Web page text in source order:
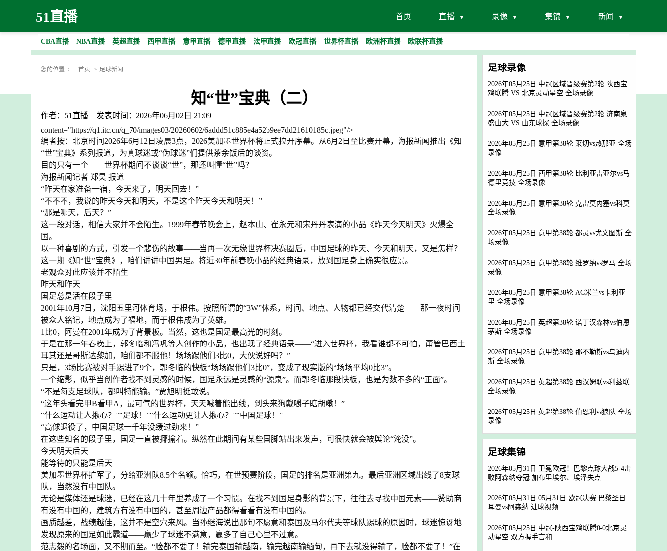
51直播 首页 直播 录像 集锦 新闻
CBA直播 NBA直播 英超直播 西甲直播 意甲直播 德甲直播 法甲直播 欧冠直播 世界杯直播 欧洲杯直播 欧联杯直播
您的位置 ： 首页 > 足球新闻
知“世”宝典（二）
作者：51直播
发表时间：2026年06月02日 21:09
content="https://q1.itc.cn/q_70/images03/20260602/6addd51c885e4a52b9ee7dd21610185c.jpeg"/>
编者按：北京时间2026年6月12日凌晨3点，2026美加墨世界杯将正式拉开序幕。从6月2日至比赛开幕，海报新闻推出《知
“世”宝典》系列报道，为真球迷或“伪球迷”们提供茶余饭后的谈资。
目的只有一个——世界杯期间不谈谈“世”，那还叫懂“世”吗？
海报新闻记者 郑昊 报道
“昨天在家准备一宿，今天来了，明天回去！”
“不不不，我说的昨天今天和明天，不是这个昨天今天和明天！”
“那是哪天，后天？”
这一段对话，相信大家并不会陌生。1999年春节晚会上，赵本山、崔永元和宋丹丹表演的小品《昨天今天明天》火爆全
国。
以一种喜剧的方式，引发一个悲伤的故事——当再一次无缘世界杯决赛圈后，中国足球的昨天、今天和明天，又是怎样？
这一期《知“世”宝典》，咱们讲讲中国男足。将近30年前春晚小品的经典语录，放到国足身上确实很应景。
老观众对此应该并不陌生
昨天和昨天
国足总是活在段子里
2001年10月7日，沈阳五里河体育场，于根伟。按照所谓的“3W”体系，时间、地点、人物都已经交代清楚——那一夜时间
被众人铭记，地点成为了福地，而于根伟成为了英雄。
1比0，阿曼在2001年成为了背景板。当然，这也是国足最高光的时刻。
于是在那一年春晚上，郭冬临和冯巩等人创作的小品，也出现了经典语录——“进入世界杯，我看谁都不可怕，甭管巴西土
耳其还是哥斯达黎加，咱们都不服他！场场踢他们3比0，大伙说好吗？”
只是，3场比赛被对手踢进了9个，郭冬临的快板“场场踢他们3比0”，变成了现实版的“场场平均0比3”。
一个缩影，似乎当创作者找不到灵感的时候，国足永远是灵感的“源泉”。而郭冬临那段快板，也是为数不多的“正面”。
“不是每支足球队，都叫特能输。”贾旭明挺敢说。
“这年头看完甲B看甲A，最可气的世界杯，天天喊着能出线，到头来狗戴嚼子瞎胡嘞！”
“什么运动让人揪心？”“足球！”“什么运动更让人揪心？”“中国足球！”
“高俅退役了，中国足球一千年没缓过劲来！”
在这些知名的段子里，国足一直被揶揄着。纵然在此期间有某些国脚站出来发声，可很快就会被舆论“淹没”。
今天明天后天
能等待的只能是后天
美加墨世界杯扩军了，分给亚洲队8.5个名额。恰巧，在世预赛阶段，国足的排名是亚洲第九。最后亚洲区域出线了8支球
队，当然没有中国队。
无论是媒体还是球迷，已经在这几十年里养成了一个习惯。在找不到国足身影的背景下，往往去寻找中国元素——赞助商
有没有中国的，建筑方有没有中国的，甚至周边产品都得看看有没有中国的。
画质越差，战绩越佳，这并不是空穴来风。当孙继海说出那句不愿意和泰国及马尔代夫等球队踢球的原因时，球迷惊讶地
发现原来的国足如此霸道——赢少了球迷不满意，赢多了自己心里不过意。
范志毅的名场面，又不期而至。“脸都不要了！输完泰国输越南，输完越南输缅甸，再下去就没得输了，脸都不要了！”在
足球录像
2026年05月25日 中冠区域晋级赛第2轮 陕西宝
鸡联腾 VS 北京灵动星空 全场录像
2026年05月25日 中冠区域晋级赛第2轮 济南泉
盛山大 VS 山东球探 全场录像
2026年05月25日 意甲第38轮 莱切vs热那亚 全场
录像
2026年05月25日 西甲第38轮 比利亚雷亚尔vs马
德里竞技 全场录像
2026年05月25日 意甲第38轮 克雷莫内塞vs科莫
全场录像
2026年05月25日 意甲第38轮 都灵vs尤文图斯 全
场录像
2026年05月25日 意甲第38轮 维罗纳vs罗马 全场
录像
2026年05月25日 意甲第38轮 AC米兰vs卡利亚
里 全场录像
2026年05月25日 英超第38轮 诺丁汉森林vs伯恩
茅斯 全场录像
2026年05月25日 意甲第38轮 那不勒斯vs乌迪内
斯 全场录像
2026年05月25日 英超第38轮 西汉姆联vs利兹联
全场录像
2026年05月25日 英超第38轮 伯恩利vs狼队 全场
录像
足球集锦
2026年05月31日 卫冕欧冠！巴黎点球大战5-4击
败阿森纳夺冠 加布里埃尔、埃泽失点
2026年05月31日 05月31日 欧冠决赛 巴黎圣日
耳曼vs阿森纳 进球视频
2026年05月25日 中冠-陕西宝鸡联腾0-0北京灵
动星空 双方握手言和